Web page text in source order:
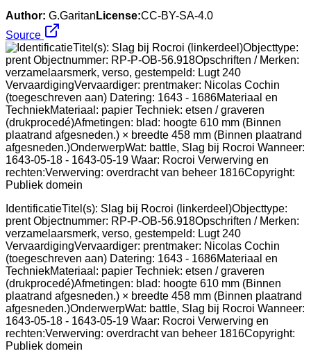
Author: G.Garitan License:CC-BY-SA-4.0
Source
IdentificatieTitel(s): Slag bij Rocroi (linkerdeel)Objecttype:
prent Objectnummer: RP-P-OB-56.918Opschriften / Merken:
verzamelaarsmerk, verso, gestempeld: Lugt 240
VervaardigingVervaardiger: prentmaker: Nicolas Cochin
(toegeschreven aan) Datering: 1643 - 1686Materiaal en
TechniekMateriaal: papier Techniek: etsen / graveren
(drukprocedé)Afmetingen: blad: hoogte 610 mm (Binnen
plaatrand afgesneden.) × breedte 458 mm (Binnen plaatrand
afgesneden.)OnderwerpWat: battle, Slag bij Rocroi Wanneer:
1643-05-18 - 1643-05-19 Waar: Rocroi Verwerving en
rechten:Verwerving: overdracht van beheer 1816Copyright:
Publiek domein